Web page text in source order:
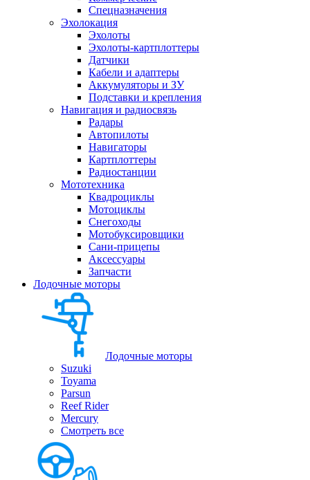
Спецназначения
Эхолокация
Эхолоты
Эхолоты-картплоттеры
Датчики
Кабели и адаптеры
Аккумуляторы и ЗУ
Подставки и крепления
Навигация и радиосвязь
Радары
Автопилоты
Навигаторы
Картплоттеры
Радиостанции
Мототехника
Квадроциклы
Мотоциклы
Снегоходы
Мотобуксировщики
Сани-прицепы
Аксессуары
Запчасти
Лодочные моторы
Лодочные моторы
Suzuki
Toyama
Parsun
Reef Rider
Mercury
Смотреть все